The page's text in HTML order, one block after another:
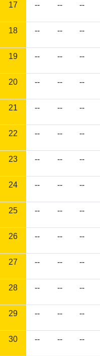
17 -- -- --
18 -- -- --
19 -- -- --
20 -- -- --
21 -- -- --
22 -- -- --
23 -- -- --
24 -- -- --
25 -- -- --
26 -- -- --
27 -- -- --
28 -- -- --
29 -- -- --
30 -- -- --